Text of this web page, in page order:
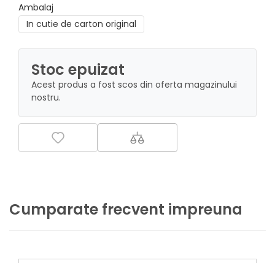
Ambalaj
In cutie de carton original
Stoc epuizat
Acest produs a fost scos din oferta magazinului
nostru.
Cumparate frecvent impreuna